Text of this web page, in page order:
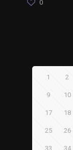
0
1 2
9 10
17 18
25 26
33 34